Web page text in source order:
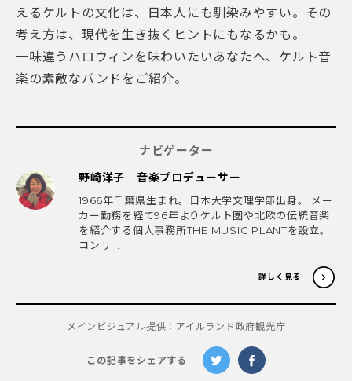
えるケルトの文化は、日本人にも馴染みやすい。その
考え方は、現代を生き抜くヒントにもなるかも。
一味違うハロウィンを味わいたいあなたへ、ケルト音
楽の素敵なバンドをご紹介。
ナビゲーター
野崎洋子 音楽プロデューサー
1966年千葉県生まれ。日本大学文理学部出身。 メー
カー勤務を経て96年よりケルト圏や北欧の伝統音楽
を紹介する個人事務所THE MUSIC PLANTを設立。
コンサ...
詳しく見る
メインビジュアル提供：アイルランド政府観光庁
この記事をシェアする